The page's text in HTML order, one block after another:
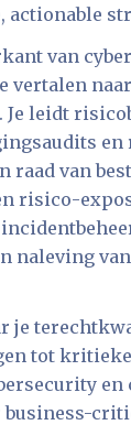
actionable
van
vertalen
Je leidt
en
raad van
risico-
naleving
je
tot
en
business-